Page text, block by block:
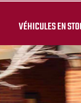
VÉHICULES EN